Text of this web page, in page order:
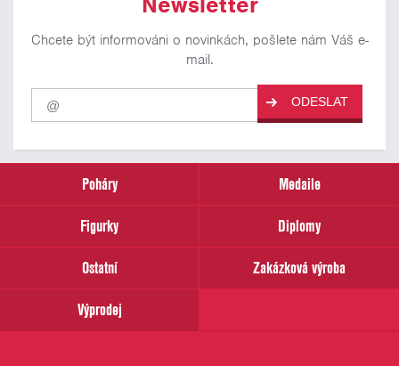
Chcete být informováni o novinkách, pošlete nám Váš e-
mail.
Pro
odběr
našich
email
ODESLAT
Poháry
Medaile
Figurky
Diplomy
Ostatní
Zakázková výroba
Výprodej